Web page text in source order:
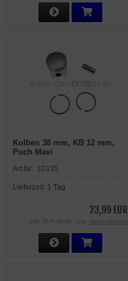
Kolben 38 mm, KB 12 mm,
Puch Maxi
Art.Nr.: 10335
Lieferzeit: 1 Tag
23,99 EUR
inkl. 20 % MwSt. zzgl. Versandkosten